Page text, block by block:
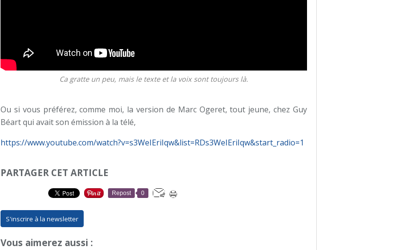
Ca gratte un peu, mais le texte et la voix sont toujours là.
Ou si vous préférez, comme moi, la version de Marc Ogeret, tout jeune, chez Guy
Béart qui avait son émission à la télé,
https://www.youtube.com/watch?v=s3WeIEriIqw&list=RDs3WeIEriIqw&start_radio=1
PARTAGER CET ARTICLE
Repost 0
S'inscrire à la newsletter
Vous aimerez aussi :